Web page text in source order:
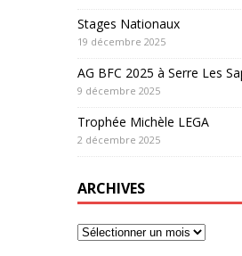
Stages Nationaux
19 décembre 2025
AG BFC 2025 à Serre Les
9 décembre 2025
Trophée Michèle LEGA
2 décembre 2025
ARCHIVES